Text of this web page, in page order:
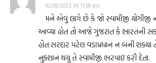
02/03/2022 At 11:09 pm
મને એવું લાગે છે કે જો સ્વામીજી યોગીજી
આવ્યા હોત તો આજે ગુજરાત કે ભારતની
હોત.સરદાર પટેલ વડાપ્રધાન ન બની
નુકશાન થયું તે સ્વામીજી ભરપાઇ કરી દેતા.